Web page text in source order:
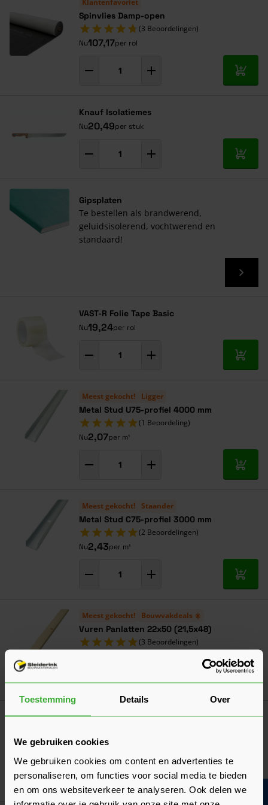
Toestemming Details Over
We gebruiken cookies
We gebruiken cookies om content en advertenties te
personaliseren, om functies voor social media te bieden
en om ons websiteverkeer te analyseren. Ook delen we
Spinvlies Damp-open
(3 Beoordelingen)
Nu107,17per rol
In
Knauf Isolatiemes
Nu20,49per stuk
In
Gipsplaten
Te bestellen als brandwerend,
geluidsisolerend, vochtwerend en
standaard!
VAST-R Folie Tape Basic
Nu19,24per rol
In
Meest gekocht! Ligger
Metal Stud U75-profiel 4000 mm
(1 Beoordeling)
Nu2,07per m¹
In
Meest gekocht! Staander
Metal Stud C75-profiel 3000 mm
(2 Beoordelingen)
Nu2,43per m¹
In
Meest gekocht! Bouwvakdeals ☀️
Vuren Panlatten 22x50 (21,5x48)
(3 Beoordelingen)
Nu0,69per m¹ Ga
Meest gekocht! Bouwvakdeals ☀️
Verkrijgbaar in 10 lengtes
2,20